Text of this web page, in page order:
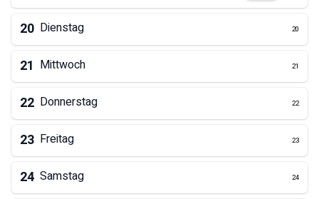
20 Dienstag 20
21 Mittwoch 21
22 Donnerstag 22
23 Freitag 23
24 Samstag 24